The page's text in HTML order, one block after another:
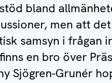
bland
men att
samsyn i frågan
en bro över
Sjögren-Grunér